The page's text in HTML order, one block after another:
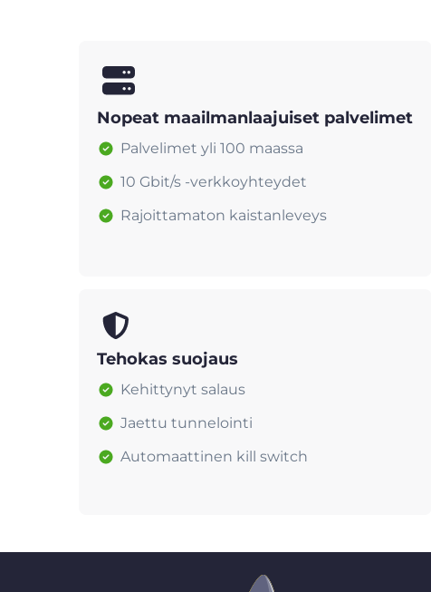
Nopeat maailmanlaajuiset palvelimet
Palvelimet yli 100 maassa
10 Gbit/s -verkkoyhteydet
Rajoittamaton kaistanleveys
Tehokas suojaus
Kehittynyt salaus
Jaettu tunnelointi
Automaattinen kill switch